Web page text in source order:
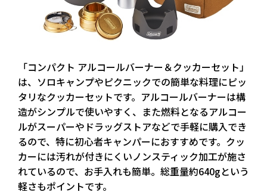
「コンパクト アルコールバーナー＆クッカーセット」
は、ソロキャンプやピクニックでの簡単な料理にピッ
タリなクッカーセットです。アルコールバーナーは構
造がシンプルで使いやすく、また燃料となるアルコー
ルがスーパーやドラッグストアなどで手軽に購入でき
るので、特に初心者キャンパーにおすすめです。クッ
カーには汚れが付きにくいノンスティック加工が施さ
れているので、お手入れも簡単。総重量約640gという
軽さもポイントです。